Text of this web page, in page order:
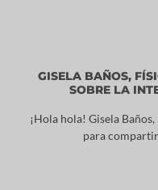
GISELA BAÑOS,
SOBRE LA
¡Hola hola! Gisela
para